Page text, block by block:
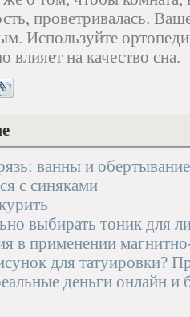
проветривалась.
Используйте
влияет на качество сна.
ванны и обертывание
с синяками
выбирать тоник для
в применении
для татуировки?
деньги онлайн и